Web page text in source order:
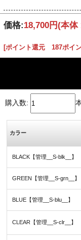
価格:18,700円(本体
[ポイント還元 187ポイ
購入数:
カラー
BLACK【管理__S-blk__】
GREEN【管理__S-grn__】
BLUE【管理__S-blu__】
CLEAR【管理__S-clr__】